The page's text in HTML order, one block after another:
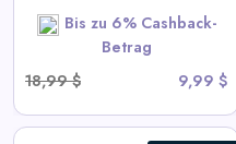
Bis zu 6% Cashback-
Betrag
18,99 $
9,99 $
SHOP NOW